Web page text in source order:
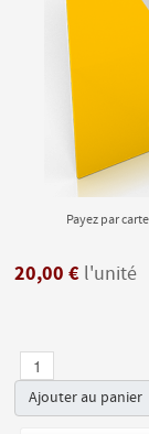
Payez par
20,00 € l'unité
Ajouter au panier